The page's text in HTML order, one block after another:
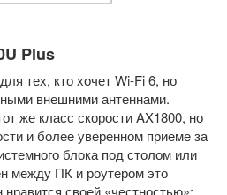
Plus
тех, кто хочет Wi-Fi 6, но
внешними антеннами.
же класс скорости AX1800, но
и более уверенном приеме за
блока под столом или
между ПК и роутером это
своей «честностью»: